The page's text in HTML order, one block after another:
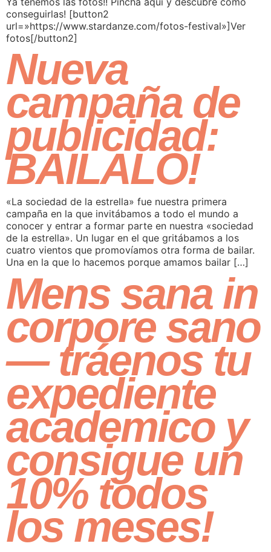
conseguirlas! [button2
url=»https://www.stardanze.com/fotos-festival»]Ver
fotos[/button2]
Nueva
campaña de
publicidad:
BAILALO!
«La sociedad de la estrella» fue nuestra primera
campaña en la que invitábamos a todo el mundo a
conocer y entrar a formar parte en nuestra «sociedad
de la estrella». Un lugar en el que gritábamos a los
cuatro vientos que promovíamos otra forma de bailar.
Una en la que lo hacemos porque amamos bailar […]
Mens sana in
corpore sano
— tráenos tu
expediente
academico y
consigue un
10% todos
los meses!